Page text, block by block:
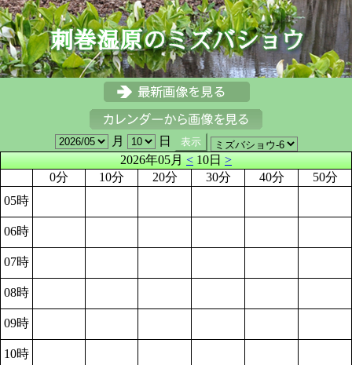
月
日
2026年05月<10日>
0分
10分 20分 30分 40分
50分
05時
06時
07時
08時
09時
10時